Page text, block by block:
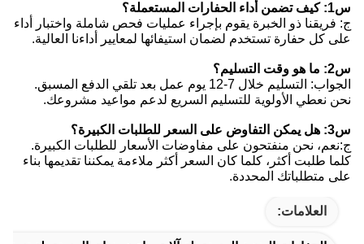
س1: كيف تضمن أداء الحفارات المستعملة؟
ج: فريقنا ذو الخبرة يقوم بإجراء عمليات فحص شاملة واختبار أداء
على كل حفارة تستخدم لضمان استيفائها لمعايير أداءنا العالية.
س2: ما هو وقت التسليم؟
الجواب: التسليم خلال 7-12 يوم عمل بعد تلقي الدفع المسبق.
نحن نعطي الأولوية للتسليم السريع لدعم مواعيد مشروعك.
س3: هل يمكن التفاوض على السعر للطلبات الكبيرة؟
ج:نعم، نحن منفتحون على مفاوضات الأسعار للطلبات الكبيرة.
كلما طلبت أكثر، كلما كان السعر أكثر ملاءمة يمكننا تقديمها بناء
على متطلباتك المحددة.
العلامات: